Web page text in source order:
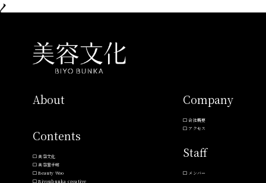
About
Contents
美容文化
美容室手帖
Beauty Woo
Biyoubunka creative
Company
会社概要
アクセス
Staff
メンバー